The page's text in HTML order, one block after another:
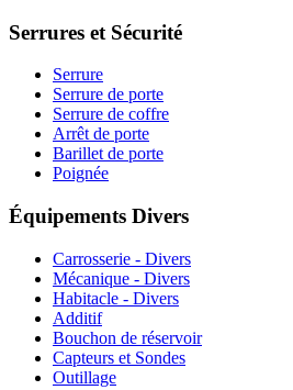
Serrures et Sécurité
Serrure
Serrure de porte
Serrure de coffre
Arrêt de porte
Barillet de porte
Poignée
Équipements Divers
Carrosserie - Divers
Mécanique - Divers
Habitacle - Divers
Additif
Bouchon de réservoir
Capteurs et Sondes
Outillage